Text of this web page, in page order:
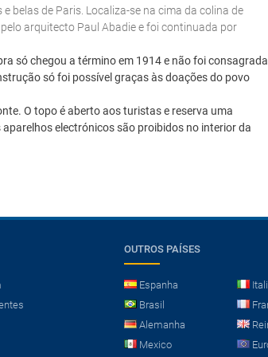
belas de Paris. Localiza-se na cima da colina de
arquitecto Paul Abadie e foi continuada por
só chegou a término em 1914 e não foi consagrada
só foi possível graças às doações do povo
O topo é aberto aos turistas e reserva uma
electrónicos são proibidos no interior da
OUTROS PAÍSES
Espanha
Brasil
Alemanha
Mexico